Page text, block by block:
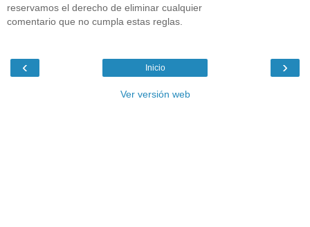
reservamos el derecho de eliminar cualquier
comentario que no cumpla estas reglas.
‹ ›
Inicio
Ver versión web